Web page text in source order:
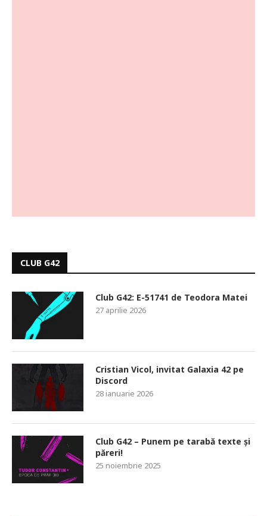
CLUB G42
Club G42: E-51741 de Teodora Matei
27 aprilie 2026
Cristian Vicol, invitat Galaxia 42 pe
Discord
28 ianuarie 2026
Club G42 – Punem pe tarabă texte și
păreri!
25 noiembrie 2025